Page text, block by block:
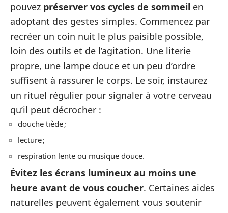
pouvez préserver vos cycles de sommeil en
adoptant des gestes simples. Commencez par
recréer un coin nuit le plus paisible possible,
loin des outils et de l’agitation. Une literie
propre, une lampe douce et un peu d’ordre
suffisent à rassurer le corps. Le soir, instaurez
un rituel régulier pour signaler à votre cerveau
qu’il peut décrocher :
douche tiède ;
lecture ;
respiration lente ou musique douce.
Évitez les écrans lumineux au moins une
heure avant de vous coucher. Certaines aides
naturelles peuvent également vous soutenir